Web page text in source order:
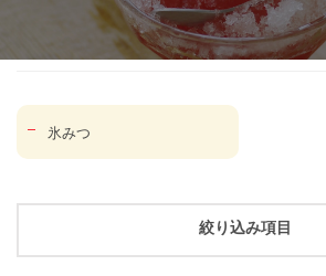
氷みつ
絞り込み項目